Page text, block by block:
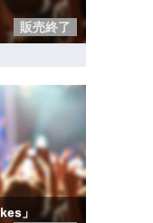
販売終了
」